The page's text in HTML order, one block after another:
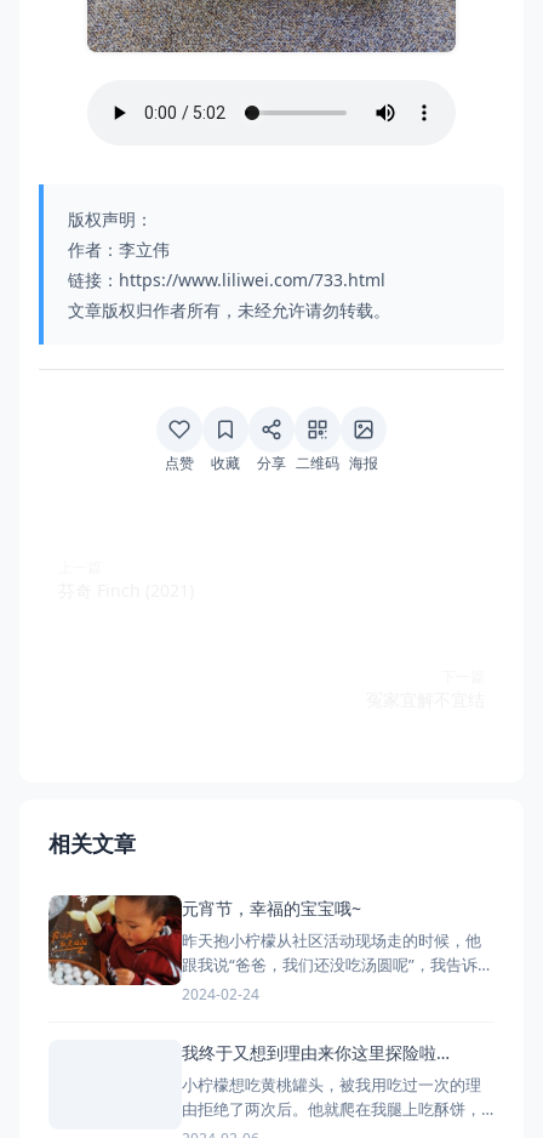
版权声明：
作者：李立伟
链接：https://www.liliwei.com/733.html
文章版权归作者所有，未经允许请勿转载。
点赞 收藏 分享 二维码 海报
相关文章
元宵节，幸福的宝宝哦~
昨天抱小柠檬从社区活动现场走的时候，他
跟我说“爸爸，我们还没吃汤圆呢”，我告诉他
“明天才是元宵节”。 今天姥姥和奶奶早早的
2024-02-24
我终于又想到理由来你这里探险啦…
小柠檬想吃黄桃罐头，被我用吃过一次的理
由拒绝了两次后。他就爬在我腿上吃酥饼，